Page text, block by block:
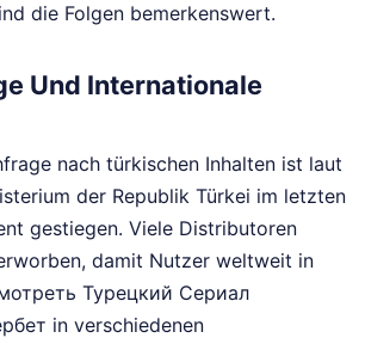
die Folgen bemerkenswert.
Und Internationale
nach türkischen Inhalten ist laut
der Republik Türkei im letzten
gestiegen. Viele Distributoren
damit Nutzer weltweit in
Турецкий Сериал
in verschiedenen